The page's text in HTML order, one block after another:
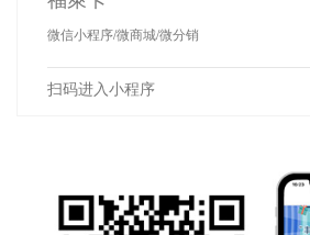
微信小程序/微商城/微分销
扫码进入小程序